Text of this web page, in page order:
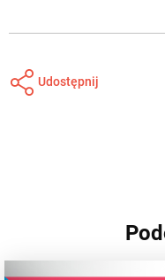
Udostępnij